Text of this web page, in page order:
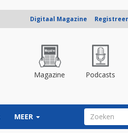
Digitaal Magazine Registreer
Magazine Podcasts
MEER ZOEKVELD